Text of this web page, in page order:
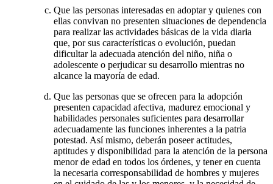
Que las personas interesadas en adoptar y quienes con
ellas convivan no presenten situaciones de dependencia
para realizar las actividades básicas de la vida diaria
que, por sus características o evolución, puedan
dificultar la adecuada atención del niño, niña o
adolescente o perjudicar su desarrollo mientras no
alcance la mayoría de edad.
Que las personas que se ofrecen para la adopción
presenten capacidad afectiva, madurez emocional y
habilidades personales suficientes para desarrollar
adecuadamente las funciones inherentes a la patria
potestad. Así mismo, deberán poseer actitudes,
aptitudes y disponibilidad para la atención de la persona
menor de edad en todos los órdenes, y tener en cuenta
la necesaria corresponsabilidad de hombres y mujeres